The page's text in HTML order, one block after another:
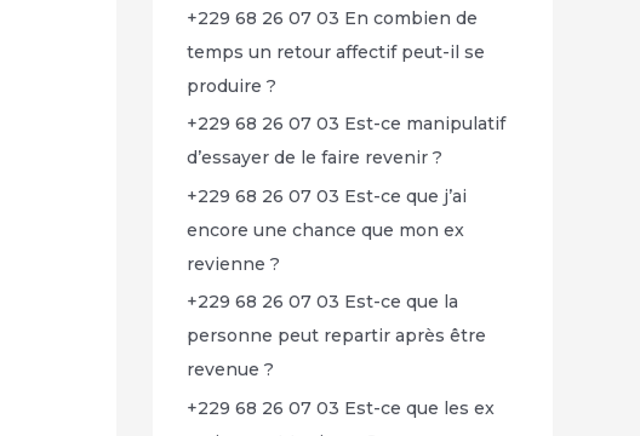
+229 68 26 07 03 En combien de
temps un retour affectif peut-il se
produire ?
+229 68 26 07 03 Est-ce manipulatif
d’essayer de le faire revenir ?
+229 68 26 07 03 Est-ce que j’ai
encore une chance que mon ex
revienne ?
+229 68 26 07 03 Est-ce que la
personne peut repartir après être
revenue ?
+229 68 26 07 03 Est-ce que les ex